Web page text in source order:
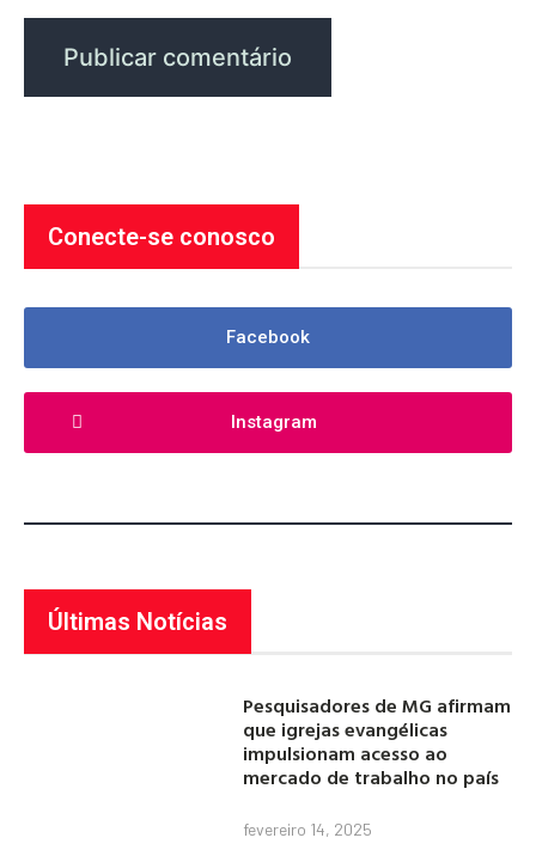
Conecte-se conosco
Facebook
Instagram
Últimas Notícias
Pesquisadores de MG afirmam
que igrejas evangélicas
impulsionam acesso ao
mercado de trabalho no país
fevereiro 14, 2025